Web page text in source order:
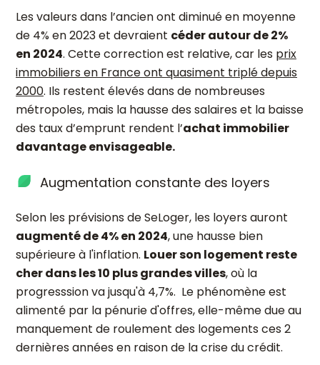
Les valeurs dans l’ancien ont diminué en moyenne
de 4% en 2023 et devraient céder autour de 2%
en 2024. Cette correction est relative, car les prix
immobiliers en France ont quasiment triplé depuis
2000. Ils restent élevés dans de nombreuses
métropoles, mais la hausse des salaires et la baisse
des taux d’emprunt rendent l’achat immobilier
davantage envisageable.
Augmentation constante des loyers
Selon les prévisions de SeLoger, les loyers auront
augmenté de 4% en 2024, une hausse bien
supérieure à l'inflation. Louer son logement reste
cher dans les 10 plus grandes villes, où la
progresssion va jusqu'à 4,7%. Le phénomène est
alimenté par la pénurie d'offres, elle-même due au
manquement de roulement des logements ces 2
dernières années en raison de la crise du crédit.